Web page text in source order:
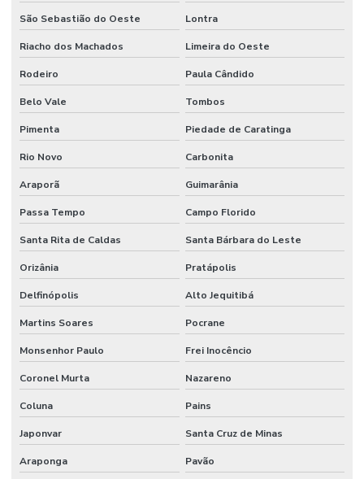
São Sebastião do Oeste Lontra
Riacho dos Machados Limeira do Oeste
Rodeiro Paula Cândido
Belo Vale Tombos
Pimenta Piedade de Caratinga
Rio Novo Carbonita
Araporã Guimarânia
Passa Tempo Campo Florido
Santa Rita de Caldas Santa Bárbara do Leste
Orizânia Pratápolis
Delfinópolis Alto Jequitibá
Martins Soares Pocrane
Monsenhor Paulo Frei Inocêncio
Coronel Murta Nazareno
Coluna Pains
Japonvar Santa Cruz de Minas
Araponga Pavão